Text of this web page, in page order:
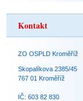
Kontakt
ZO OSPLD Kroměříž
Skopalíkova 2385/45
767 01 Kroměříž
IČ: 603 82 830